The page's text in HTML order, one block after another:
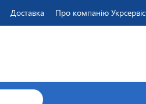
Доставка Про компанію Укрсервіс